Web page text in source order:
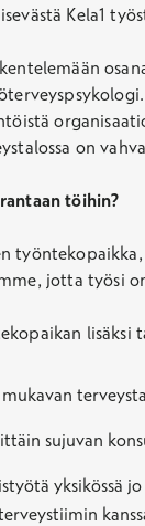
Kela1
on
töihin?
jotta työsi
lisäksi
mukavan
sujuvan
yksikössä